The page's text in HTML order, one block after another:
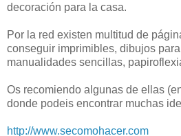
decoración para la casa.
Por la red existen multitud de
conseguir imprimibles, dibujos
manualidades sencillas,
Os recomiendo algunas de ellas
donde podeis encontrar muchas
http://www.secomohacer.com